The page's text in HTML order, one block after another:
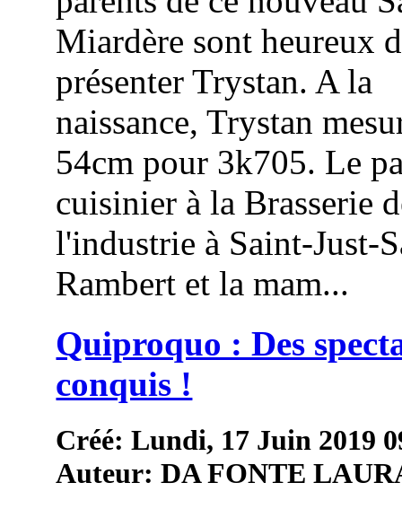
Miardère sont heureux
présenter Trystan. A la
naissance, Trystan
54cm pour 3k705. Le
cuisinier à la Brasserie
l'industrie à Saint-Just-
Rambert et la mam...
Quiproquo : Des
conquis !
Créé: Lundi, 17 Juin 2019
Auteur: DA FONTE